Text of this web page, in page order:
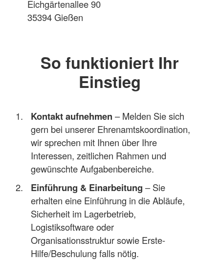
Eichgärtenallee 90
35394 Gießen
So funktioniert Ihr
Einstieg
Kontakt aufnehmen – Melden Sie sich
gern bei unserer Ehrenamtskoordination,
wir sprechen mit Ihnen über Ihre
Interessen, zeitlichen Rahmen und
gewünschte Aufgabenbereiche.
Einführung & Einarbeitung – Sie
erhalten eine Einführung in die Abläufe,
Sicherheit im Lagerbetrieb,
Logistiksoftware oder
Organisationsstruktur sowie Erste-
Hilfe/Beschulung falls nötig.